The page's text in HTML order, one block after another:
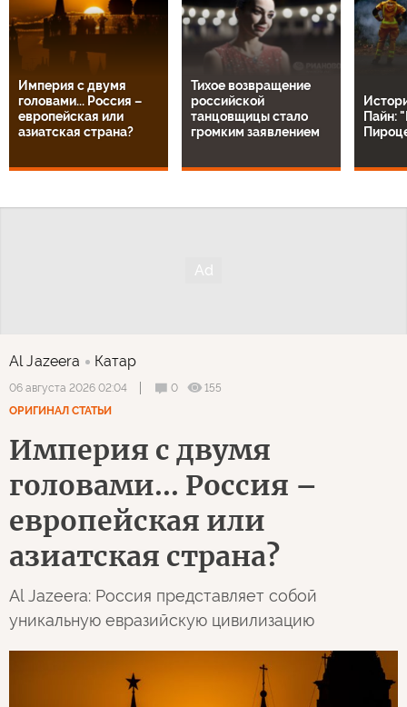
Империя с двумя
головами... Россия –
европейская или
азиатская страна?
Тихое возвращение
российской
танцовщицы стало
громким заявлением
Пайн:
Al Jazeera Катар
06 августа 2026 02:04 0
155
ОРИГИНАЛ СТАТЬИ
Империя с двумя
головами... Россия –
европейская или
азиатская страна?
Al Jazeera: Россия представляет собой
уникальную евразийскую цивилизацию